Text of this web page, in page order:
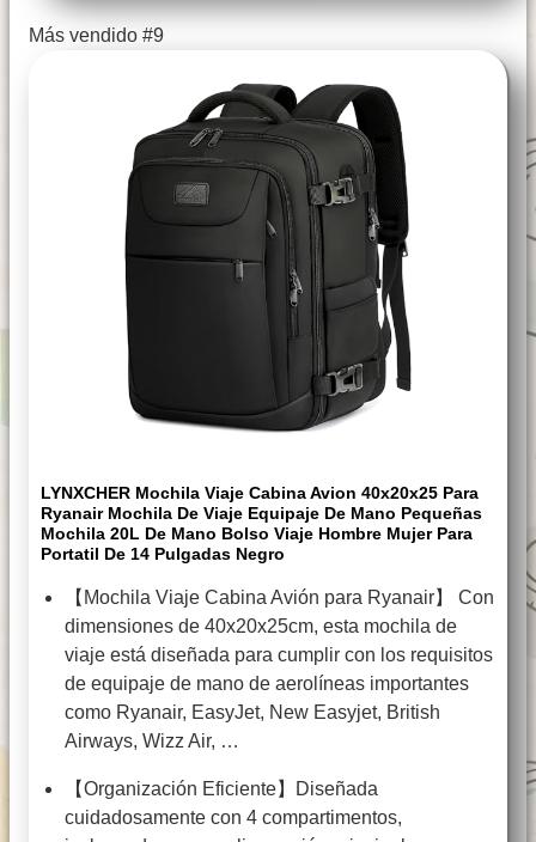
Más vendido #9
LYNXCHER Mochila Viaje Cabina Avion 40x20x25 Para
Ryanair Mochila De Viaje Equipaje De Mano Pequeñas
Mochila 20L De Mano Bolso Viaje Hombre Mujer Para
Portatil De 14 Pulgadas Negro
【Mochila Viaje Cabina Avión para Ryanair】 Con
dimensiones de 40x20x25cm, esta mochila de
viaje está diseñada para cumplir con los requisitos
de equipaje de mano de aerolíneas importantes
como Ryanair, EasyJet, New Easyjet, British
Airways, Wizz Air, …
【Organización Eficiente】Diseñada
cuidadosamente con 4 compartimentos,